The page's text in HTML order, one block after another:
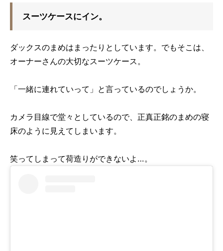
スーツケースにイン。
ダックスのまめはまったりとしています。でもそこは、
オーナーさんの大切なスーツケース。
「一緒に連れていって」と言っているのでしょうか。
カメラ目線で堂々としているので、正真正銘のまめの寝
床のように見えてしまいます。
笑ってしまって荷造りができないよ…。